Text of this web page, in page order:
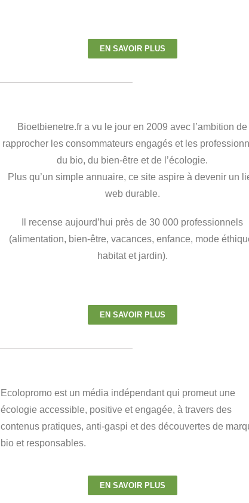
EN SAVOIR PLUS
Bioetbienetre.fr a vu le jour en 2009 avec l’ambition de
rapprocher les consommateurs engagés et les
du bio, du bien-être et de l’écologie.
Plus qu’un simple annuaire, ce site aspire à devenir un
web durable.
Il recense aujourd’hui près de 30 000 professionnels
(alimentation, bien-être, vacances, enfance, mode
habitat et jardin).
EN SAVOIR PLUS
Ecolopromo est un média indépendant qui promeut une
écologie accessible, positive et engagée, à travers des
contenus pratiques, anti-gaspi et des découvertes de
bio et responsables.
EN SAVOIR PLUS